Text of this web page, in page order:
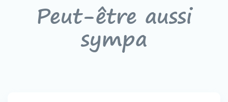
Peut-être aussi
sympa